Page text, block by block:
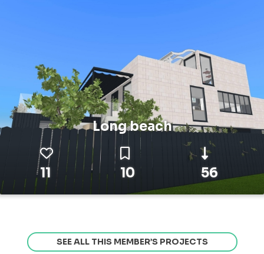
Long beach
11 10 56
SEE ALL THIS MEMBER’S PROJECTS